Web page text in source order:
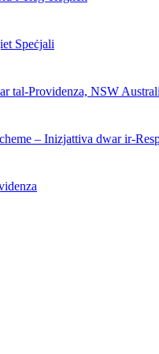
Speċjali
tal-Providenza, NSW
– Inizjattiva dwar ir-